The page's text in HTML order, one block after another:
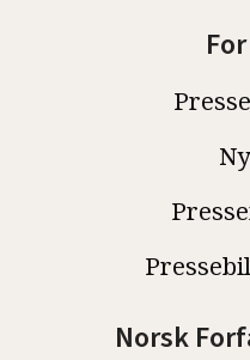
Norsk